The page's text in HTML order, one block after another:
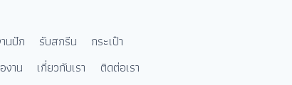
นปัก รับสกรีน
กระเป๋า
งาน เกี่ยวกับเรา ติดต่อเรา